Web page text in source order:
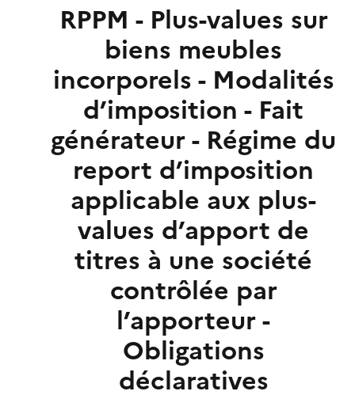
RPPM - Plus-values sur
biens meubles
incorporels - Modalités
d’imposition - Fait
générateur - Régime du
report d’imposition
applicable aux plus-
values d’apport de
titres à une société
contrôlée par
l’apporteur -
Obligations
déclaratives